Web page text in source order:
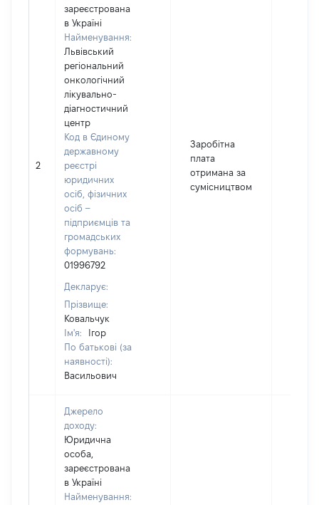
2
зареєстрована
в Україні
Найменування:
Львівський
регіональний
онкологічний
лікувально-
діагностичний
центр
Код в Єдиному
державному
реєстрі
юридичних
осіб, фізичних
осіб –
підприємців та
громадських
формувань:
01996792
Декларує:
Прізвище:
Ковальчук
Ім'я:
Ігор
По батькові (за
наявності):
Васильович
Заробітна
плата
отримана за
сумісництвом
Джерело
доходу:
Юридична
особа,
зареєстрована
в Україні
Найменування: